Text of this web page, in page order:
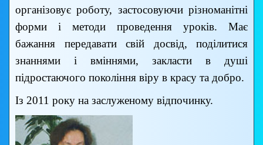
організовує роботу, застосовуючи різноманітні
форми і методи проведення уроків. Має
бажання передавати свій досвід, поділитися
знаннями і вміннями, закласти в душі
підростаючого покоління віру в красу та добро.
Із 2011 року на заслуженому відпочинку.